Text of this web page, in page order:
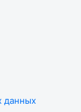
данных